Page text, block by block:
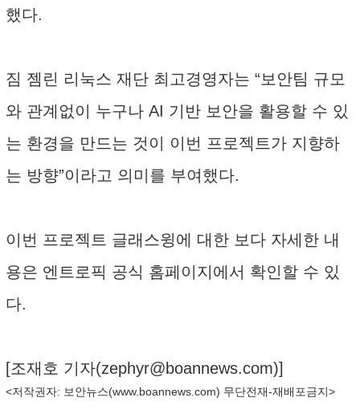
했다.
짐 젬린 리눅스 재단 최고경영자는 “보안팀 규모
와 관계없이 누구나 AI 기반 보안을 활용할 수 있
는 환경을 만드는 것이 이번 프로젝트가 지향하
는 방향”이라고 의미를 부여했다.
이번 프로젝트 글래스윙에 대한 보다 자세한 내
용은 엔트로픽 공식 홈페이지에서 확인할 수 있
다.
[조재호 기자(zephyr@boannews.com)]
<저작권자: 보안뉴스(www.boannews.com) 무단전재-재배포금지>